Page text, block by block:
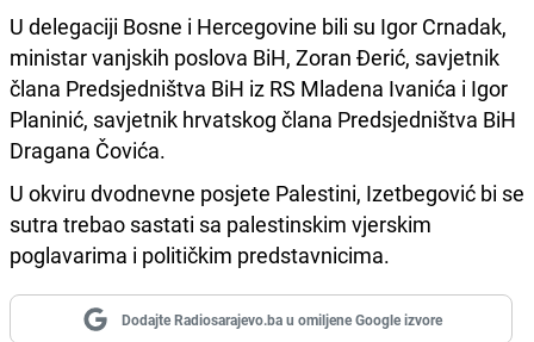
U delegaciji Bosne i Hercegovine bili su Igor Crnadak,
ministar vanjskih poslova BiH, Zoran Đerić, savjetnik
člana Predsjedništva BiH iz RS Mladena Ivanića i Igor
Planinić, savjetnik hrvatskog člana Predsjedništva BiH
Dragana Čovića.
U okviru dvodnevne posjete Palestini, Izetbegović bi se
sutra trebao sastati sa palestinskim vjerskim
poglavarima i političkim predstavnicima.
Dodajte Radiosarajevo.ba u omiljene Google izvore